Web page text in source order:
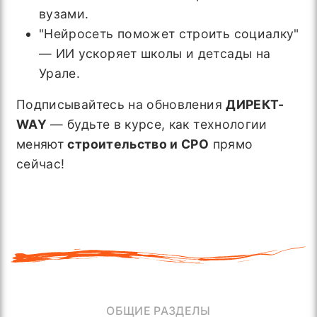
вузами.
"Нейросеть поможет строить социалку"
— ИИ ускоряет школы и детсады на
Урале.
Подписывайтесь на обновленияДИРЕКТ-
WAY — будьте в курсе, как технологии
меняютстроительство и СРО прямо
сейчас!
ОБЩИЕ РАЗДЕЛЫ